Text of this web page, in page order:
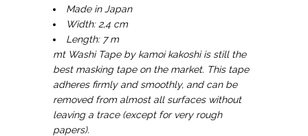
Made in Japan
Width: 2,4 cm
Length: 7 m
mt Washi Tape by kamoi kakoshi is still the
best masking tape on the market. This tape
adheres firmly and smoothly, and can be
removed from almost all surfaces without
leaving a trace (except for very rough
papers).